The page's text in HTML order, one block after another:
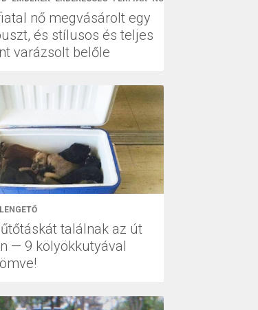
nő megvásárolt egy
és stílusos és teljes
varázsolt belőle
találnak az út
— 9 kölyökkutyával